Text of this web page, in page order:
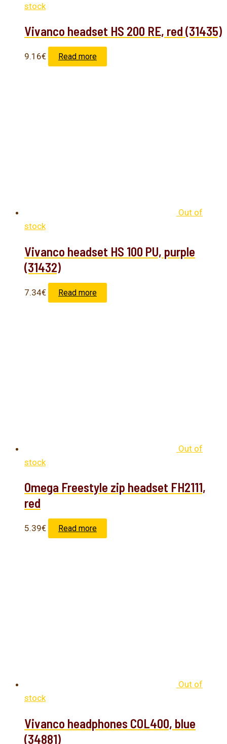
stock
Vivanco headset HS 200 RE, red (31435)
9.16€ Read more
Out of
stock
Vivanco headset HS 100 PU, purple
(31432)
7.34€ Read more
Out of
stock
Omega Freestyle zip headset FH2111,
red
5.39€ Read more
Out of
stock
Vivanco headphones COL400, blue
(34881)